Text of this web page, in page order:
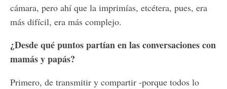
cámara, pero ahí que la imprimías, etcétera, pues, era
más difícil, era más complejo.
¿Desde qué puntos partían en las conversaciones con
mamás y papás?
Primero, de transmitir y compartir -porque todos lo